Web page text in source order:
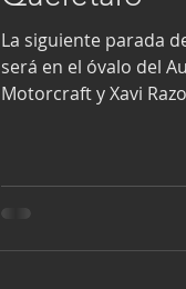
La siguiente parada
será en el óvalo del
Motorcraft y Xavi
pueden acoplar su